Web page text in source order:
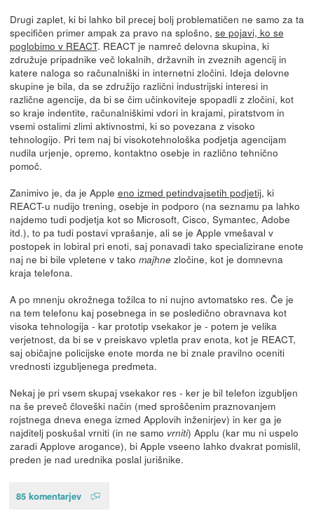
Drugi zaplet, ki bi lahko bil precej bolj problematičen ne samo za ta
specifičen primer ampak za pravo na splošno, se pojavi, ko se
poglobimo v REACT. REACT je namreč delovna skupina, ki
združuje pripadnike več lokalnih, državnih in zveznih agencij in
katere naloga so računalniški in internetni zločini. Ideja delovne
skupine je bila, da se združijo različni industrijski interesi in
različne agencije, da bi se čim učinkoviteje spopadli z zločini, kot
so kraje indentite, računalniškimi vdori in krajami, piratstvom in
vsemi ostalimi zlimi aktivnostmi, ki so povezana z visoko
tehnologijo. Pri tem naj bi visokotehnološka podjetja agencijam
nudila urjenje, opremo, kontaktno osebje in različno tehnično
pomoč.
Zanimivo je, da je Apple eno izmed petindvajsetih podjetij, ki
REACT-u nudijo trening, osebje in podporo (na seznamu pa lahko
najdemo tudi podjetja kot so Microsoft, Cisco, Symantec, Adobe
itd.), to pa tudi postavi vprašanje, ali se je Apple vmešaval v
postopek in lobiral pri enoti, saj ponavadi tako specializirane enote
naj ne bi bile vpletene v tako majhnezločine, kot je domnevna
kraja telefona.
A po mnenju okrožnega tožilca to ni nujno avtomatsko res. Če je
na tem telefonu kaj posebnega in se posledično obravnava kot
visoka tehnologija - kar prototip vsekakor je - potem je velika
verjetnost, da bi se v preiskavo vpletla prav enota, kot je REACT,
saj običajne policijske enote morda ne bi znale pravilno oceniti
vrednosti izgubljenega predmeta.
Nekaj je pri vsem skupaj vsekakor res - ker je bil telefon izgubljen
na še preveč človeški način (med sproščenim praznovanjem
rojstnega dneva enega izmed Applovih inženirjev) in ker ga je
najditelj poskušal vrniti (in ne samo vrniti) Applu (kar mu ni uspelo
zaradi Applove arogance), bi Apple vseeno lahko dvakrat pomislil,
preden je nad urednika poslal jurišnike.
85 komentarjev